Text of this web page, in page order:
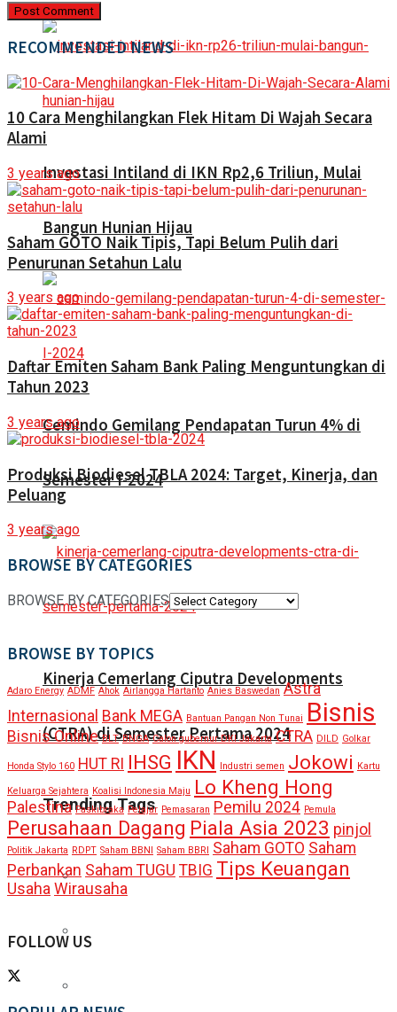
Investasi Intiland di IKN Rp2,6 Triliun, Mulai
Bangun Hunian Hijau
Cemindo Gemilang Pendapatan Turun 4% di
Semester I-2024
Kinerja Cemerlang Ciputra Developments
(CTRA) di Semester Pertama 2024
Trending Tags
RECOMMENDED NEWS
10 Cara Menghilangkan Flek Hitam Di Wajah Secara
Alami
3 years ago
Saham GOTO Naik Tipis, Tapi Belum Pulih dari
Penurunan Setahun Lalu
3 years ago
Daftar Emiten Saham Bank Paling Menguntungkan di
Tahun 2023
3 years ago
Produksi Biodiesel TBLA 2024: Target, Kinerja, dan
Peluang
3 years ago
BROWSE BY CATEGORIES
BROWSE BY CATEGORIES
BROWSE BY TOPICS
Adaro Energy ADMF Ahok Airlangga Hartanto Anies Baswedan Astra
Internasional Bank MEGA Bantuan Pangan Non Tunai Bisnis
Bisnis Online BLT BNGA Calon gubernur DKI Jakarta CTRA DILD Golkar
Honda Stylo 160 HUT RI IHSG IKN Industri semen Jokowi Kartu
Keluarga Sejahtera Koalisi Indonesia Maju Lo Kheng Hong
Palestina Paskibraka Pelajar Pemasaran Pemilu 2024 Pemula
Perusahaan Dagang Piala Asia 2023 pinjol
Politik Jakarta RDPT Saham BBNI Saham BBRI Saham GOTO Saham
Perbankan Saham TUGU TBIG Tips Keuangan
Usaha Wirausaha
FOLLOW US